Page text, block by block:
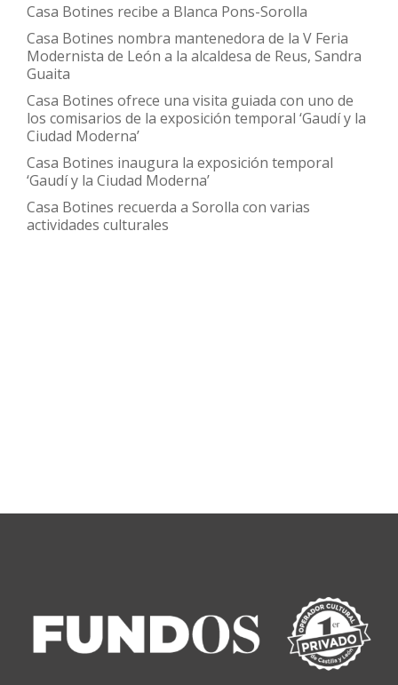
visitantes
pasajeros
Casa Botines recibe a Blanca Pons-Sorolla
Casa Botines nombra mantenedora de la V Feria
Modernista de León a la alcaldesa de Reus, Sandra
Guaita
Casa Botines ofrece una visita guiada con uno de
los comisarios de la exposición temporal ‘Gaudí y la
Ciudad Moderna’
Casa Botines inaugura la exposición temporal
‘Gaudí y la Ciudad Moderna’
Casa Botines recuerda a Sorolla con varias
actividades culturales